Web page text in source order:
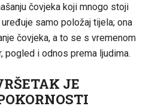
čovjeka koji mnogo stoji
samo položaj tijela; ona
čovjeka, a to se s vremenom
pogled i odnos prema ljudima.
JE